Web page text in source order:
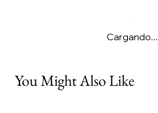
Cargando...
You Might Also Like